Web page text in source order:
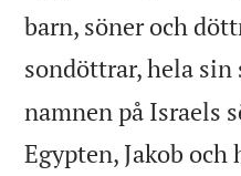
barn, söner och
sondöttrar, hela sin
namnen på Israels
Egypten, Jakob och